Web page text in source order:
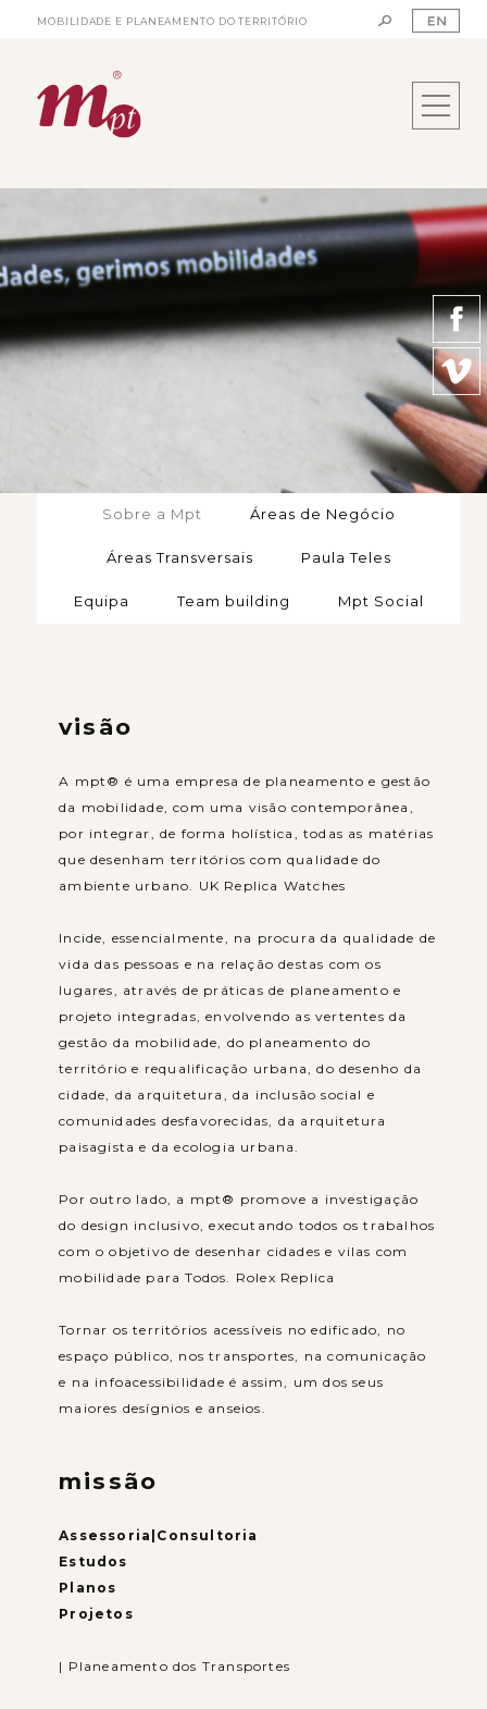
MOBILIDADE E PLANEAMENTO DO TERRITÓRIO
Sobre a Mpt Áreas de Negócio
Áreas Transversais Paula Teles
Equipa Team building Mpt Social
visão
A mpt® é uma empresa de planeamento e gestão
da mobilidade, com uma visão contemporânea,
por integrar, de forma holística, todas as matérias
que desenham territórios com qualidade do
ambiente urbano. UK Replica Watches
Incide, essencialmente, na procura da qualidade de
vida das pessoas e na relação destas com os
lugares, através de práticas de planeamento e
projeto integradas, envolvendo as vertentes da
gestão da mobilidade, do planeamento do
território e requalificação urbana, do desenho da
cidade, da arquitetura, da inclusão social e
comunidades desfavorecidas, da arquitetura
paisagista e da ecologia urbana.
Por outro lado, a mpt® promove a investigação
do design inclusivo, executando todos os trabalhos
com o objetivo de desenhar cidades e vilas com
mobilidade para Todos. Rolex Replica
Tornar os territórios acessíveis no edificado, no
espaço público, nos transportes, na comunicação
e na infoacessibilidade é assim, um dos seus
maiores desígnios e anseios.
missão
Assessoria| Consultoria
Estudos
Planos
Projetos
| Planeamento dos Transportes